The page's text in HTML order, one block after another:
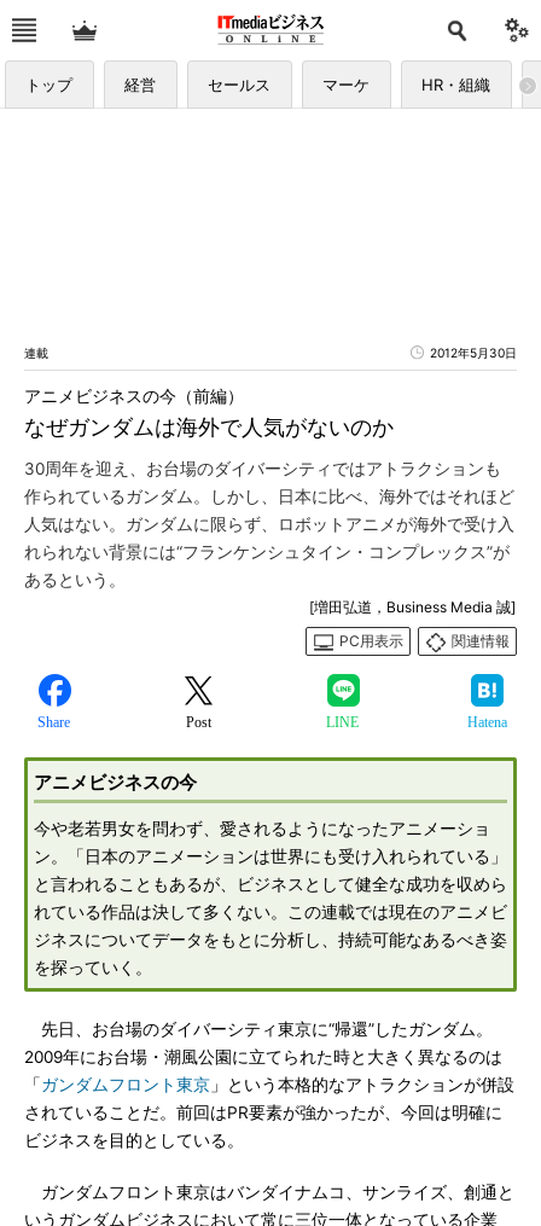
トップ 経営 セールス マーケ HR・組織
連載 2012年5月30日
なぜガンダムは海外で人気がないのか
アニメビジネスの今（前編）
30周年を迎え、お台場のダイバーシティではアトラクションも
作られているガンダム。しかし、日本に比べ、海外ではそれほど
人気はない。ガンダムに限らず、ロボットアニメが海外で受け入
れられない背景には“フランケンシュタイン・コンプレックス”が
あるという。
[増田弘道，Business Media 誠]
PC用表示
関連情報
Share Post LINE Hatena
アニメビジネスの今
今や老若男女を問わず、愛されるようになったアニメーショ
ン。「日本のアニメーションは世界にも受け入れられている」
と言われることもあるが、ビジネスとして健全な成功を収めら
れている作品は決して多くない。この連載では現在のアニメビ
ジネスについてデータをもとに分析し、持続可能なあるべき姿
を探っていく。
先日、お台場のダイバーシティ東京に“帰還”したガンダム。
2009年にお台場・潮風公園に立てられた時と大きく異なるのは
「ガンダムフロント東京 」という本格的なアトラクションが併設
されていることだ。前回はPR要素が強かったが、今回は明確に
ビジネスを目的としている。
ガンダムフロント東京はバンダイナムコ、サンライズ、創通と
いうガンダムビジネスにおいて常に三位一体となっている企業